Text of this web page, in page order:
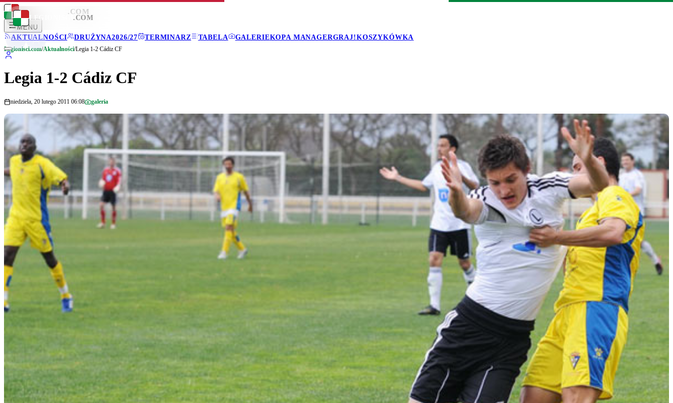
LEGIONISCI .COM
MENU
AKTUALNOŚCI
DRUŻYNA2026/27 TERMINARZ TABELA GALERIEKOPA MANAGERGRAJ!KOSZYKÓWKA
LEGIONISCI .COM
Legionisci.com/Aktualności/Legia 1-2 Cádiz CF
Legia 1-2 Cádiz CF
niedziela, 20 lutego 2011 06:08 galeria